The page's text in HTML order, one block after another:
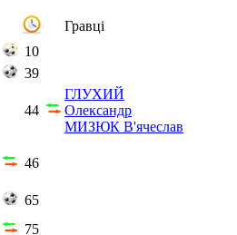
Гравці
10
39
44
ГЛУХИЙ
Олександр
МИЗЮК В'ячеслав
46
65
75